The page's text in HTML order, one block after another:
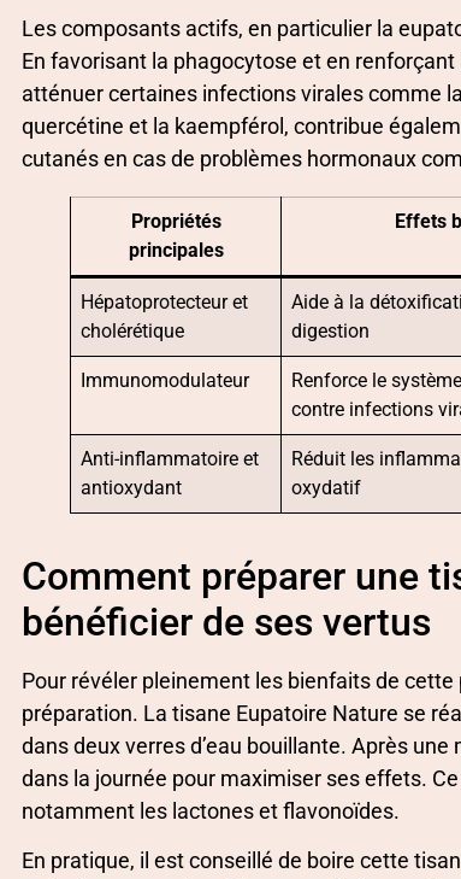
Les composants actifs, en particulier la
En favorisant la phagocytose et en
atténuer certaines infections virales comme
quercétine et la kaempférol, contribue
cutanés en cas de problèmes hormonaux
Propriétés
principales
Effets
Hépatoprotecteur et
cholérétique
Aide à la
digestion
Immunomodulateur
Renforce le
contre infections
Anti-inflammatoire et
antioxydant
Réduit les
oxydatif
Comment préparer une
bénéficier de ses vertus
Pour révéler pleinement les bienfaits de
préparation. La tisane Eupatoire Nature se
dans deux verres d’eau bouillante. Après
dans la journée pour maximiser ses effets.
notamment les lactones et flavonoïdes.
En pratique, il est conseillé de boire cette